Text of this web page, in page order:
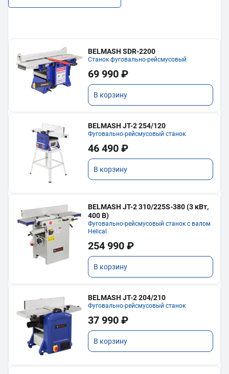
BELMASH SDR-2200
Станок фуговально-рейсмусовый
69 990 ₽
В корзину
BELMASH JT-2 254/120
Фуговально-рейсмусовый станок
46 490 ₽
В корзину
BELMASH JT-2 310/225S-380 (3 кВт,
400 В)
Фуговально-рейсмусовый станок с валом
Helical
254 990 ₽
В корзину
BELMASH JT-2 204/210
Фуговально-рейсмусовый станок
37 990 ₽
В корзину